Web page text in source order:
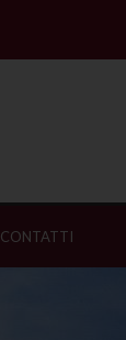
CONTATTI